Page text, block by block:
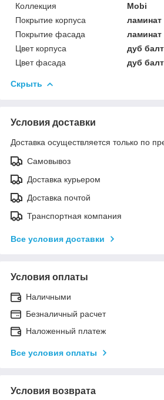
Коллекция
Mobi
Покрытие корпуса
ламинат
Покрытие фасада
ламинат
Цвет корпуса
дуб
Цвет фасада
дуб
Скрыть
Условия доставки
Доставка осуществляется только по
Самовывоз
Доставка курьером
Доставка почтой
Транспортная компания
Все условия доставки
Условия оплаты
Наличными
Безналичный расчет
Наложенный платеж
Все условия оплаты
Условия возврата